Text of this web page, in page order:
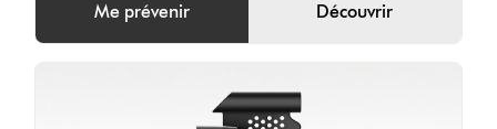
Me prévenir Découvrir